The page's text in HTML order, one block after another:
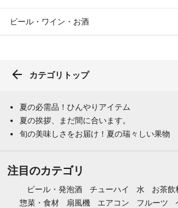
ビール・ワイン・お酒
カテゴリトップ
夏の必需品！ひんやりアイテム
夏の挨拶、まだ間に合います。
旬の美味しさをお届け！夏の瑞々しい果物
注目のカテゴリ
ビール・発泡酒 チューハイ 水 お茶飲
惣菜・食材
扇風機 エアコン フルーツ